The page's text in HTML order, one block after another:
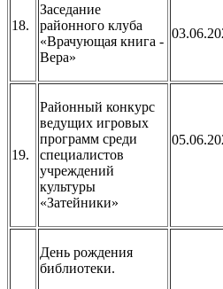
18.
Заседание
районного клуба
«Врачующая книга -
Вера»
19.
Районный конкурс
ведущих игровых
программ среди
специалистов
учреждений
культуры
«Затейники»
День рождения
библиотеки.